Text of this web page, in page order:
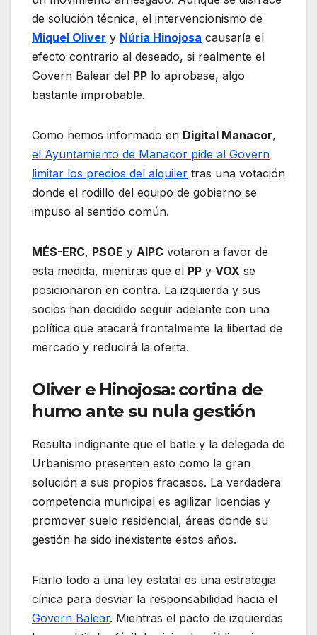
de solución técnica, el intervencionismo de
Miquel Oliver y Núria Hinojosa causaría el
efecto contrario al deseado, si realmente el
Govern Balear del PP lo aprobase, algo
bastante improbable.
Como hemos informado en Digital Manacor,
el Ayuntamiento de Manacor pide al Govern
limitar los precios del alquiler tras una votación
donde el rodillo del equipo de gobierno se
impuso al sentido común.
MÉS-ERC, PSOE y AIPC votaron a favor de
esta medida, mientras que el PP y VOX se
posicionaron en contra. La izquierda y sus
socios han decidido seguir adelante con una
política que atacará frontalmente la libertad de
mercado y reducirá la oferta.
Oliver e Hinojosa: cortina de
humo ante su nula gestión
Resulta indignante que el batle y la delegada de
Urbanismo presenten esto como la gran
solución a sus propios fracasos. La verdadera
competencia municipal es agilizar licencias y
promover suelo residencial, áreas donde su
gestión ha sido inexistente estos años.
Fiarlo todo a una ley estatal es una estrategia
cínica para desviar la responsabilidad hacia el
Govern Balear. Mientras el pacto de izquierdas